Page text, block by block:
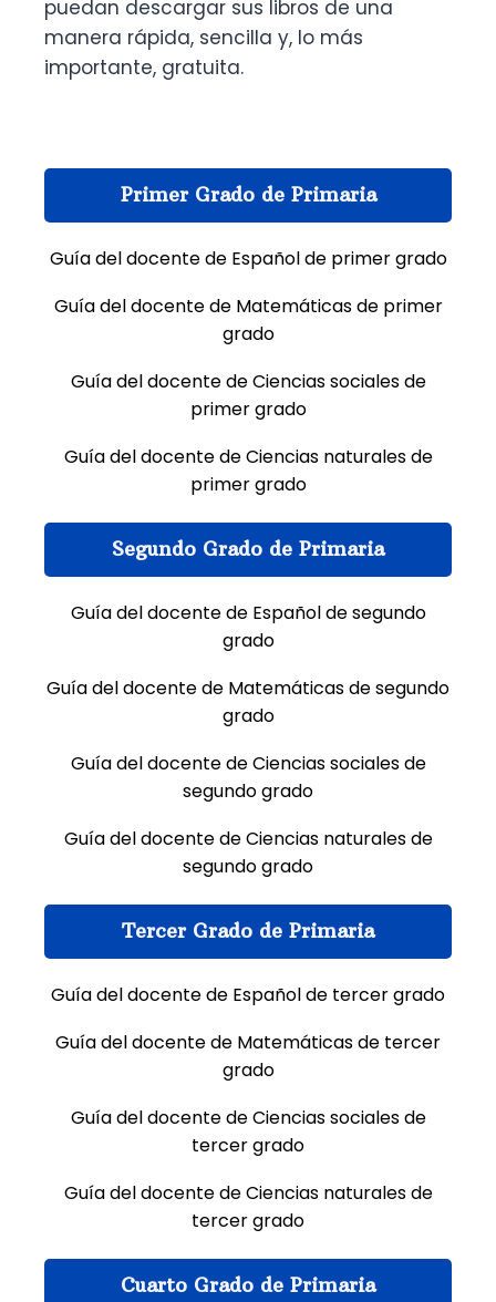
puedan descargar sus libros de una
manera rápida, sencilla y, lo más
importante, gratuita.
Primer Grado de Primaria
Guía del docente de Español de primer grado
Guía del docente de Matemáticas de primer
grado
Guía del docente de Ciencias sociales de
primer grado
Guía del docente de Ciencias naturales de
primer grado
Segundo Grado de Primaria
Guía del docente de Español de segundo
grado
Guía del docente de Matemáticas de segundo
grado
Guía del docente de Ciencias sociales de
segundo grado
Guía del docente de Ciencias naturales de
segundo grado
Tercer Grado de Primaria
Guía del docente de Español de tercer grado
Guía del docente de Matemáticas de tercer
grado
Guía del docente de Ciencias sociales de
tercer grado
Guía del docente de Ciencias naturales de
tercer grado
Cuarto Grado de Primaria